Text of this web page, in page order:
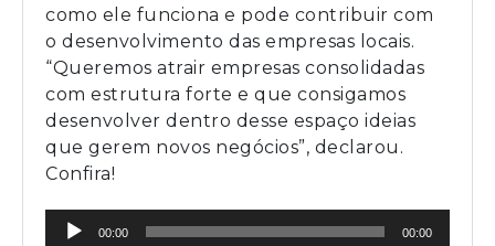
como ele funciona e pode contribuir com
o desenvolvimento das empresas locais.
“Queremos atrair empresas consolidadas
com estrutura forte e que consigamos
desenvolver dentro desse espaço ideias
que gerem novos negócios”, declarou.
Confira!
Tocador
00:00 00:00